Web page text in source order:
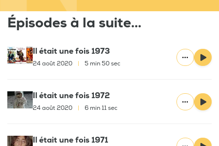
Épisodes à la suite...
Il était une fois 1973
24 août 2020 5 min 50 sec
Il était une fois 1972
24 août 2020 6 min 11 sec
Il était une fois 1971